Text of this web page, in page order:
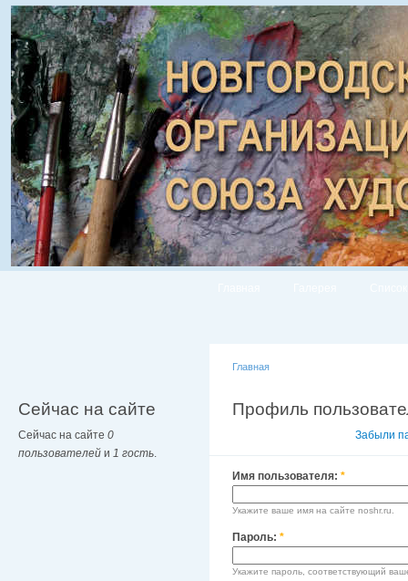
Сейчас на сайте
Сейчас на сайте 0
пользователей и 1 гость.
Главная
Профиль
Забыли
Имя пользователя: *
Укажите ваше имя на сайте noshr.ru.
Пароль: *
Укажите пароль, соответствующий